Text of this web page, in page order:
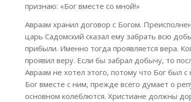
признаю: «Бог вместе со мной!»
Авраам хранил договор с Богом.
царь Садомский сказал ему забрать всю
прибыли. Именно тогда проявляется вера.
проявил веру. Если бы забрал добычу, то
Авраам не хотел этого, потому что Бог был
Бог вместе с ним, прежде всего думает о
основном колеблются. Христиане должны